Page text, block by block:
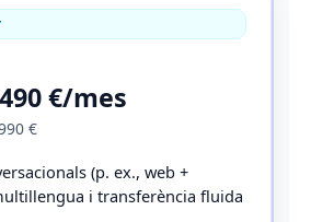
€/mes
€
(p. ex., web +
i transferència fluida